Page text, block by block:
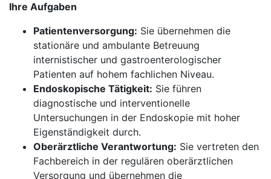
Ihre Aufgaben
Patientenversorgung: Sie übernehmen die
stationäre und ambulante Betreuung
internistischer und gastroenterologischer
Patienten auf hohem fachlichen Niveau.
Endoskopische Tätigkeit: Sie führen
diagnostische und interventionelle
Untersuchungen in der Endoskopie mit hoher
Eigenständigkeit durch.
Oberärztliche Verantwortung: Sie vertreten den
Fachbereich in der regulären oberärztlichen
Versorgung und übernehmen die